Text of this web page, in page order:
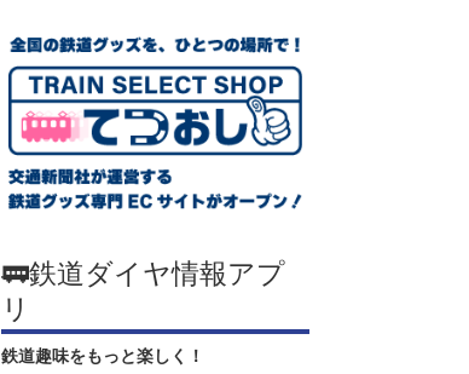
🚃鉄道ダイヤ情報アプ
リ
鉄道趣味をもっと楽しく！